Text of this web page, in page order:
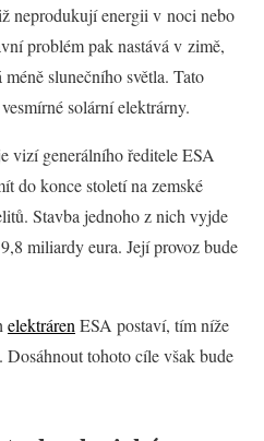
August 16, 2022
neprodukují energii v noci nebo
problém pak nastává v zimě,
slunečního světla. Tato
solární elektrárny.
vizí generálního ředitele ESA
do konce století na zemské
Stavba jednoho z nich vyjde
miliardy eura. Její provoz bude
elektráren ESA postaví, tím níže
Dosáhnout tohoto cíle však bude